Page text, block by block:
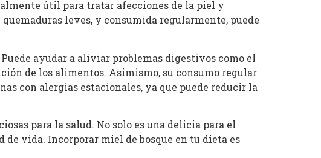
útil para tratar afecciones de la piel y
leves, y consumida regularmente, puede
ayudar a aliviar problemas digestivos como el
de los alimentos. Asimismo, su consumo regular
con alergias estacionales, ya que puede reducir la
para la salud. No solo es una delicia para el
de vida. Incorporar miel de bosque en tu dieta es